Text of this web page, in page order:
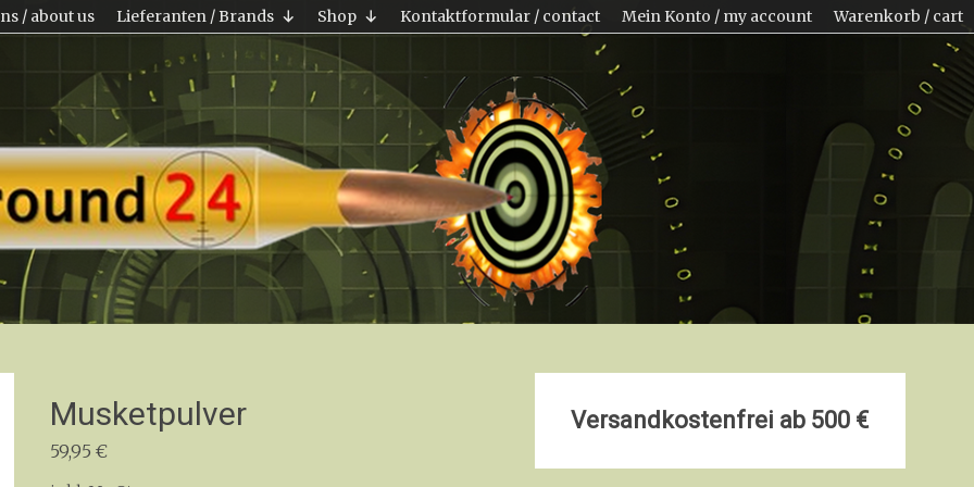
/ about us Lieferanten / Brands Shop Kontaktformular / contact Mein Konto / my account Warenkorb / cart
Musketpulver
59,95 €
Versandkostenfrei ab 500 €